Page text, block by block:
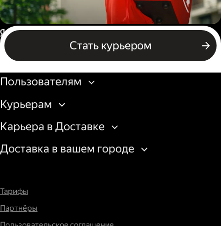
Пеший курьер
Стать курьером
Россия
Бизнесу
Пользователям
Курьерам
Карьера в Доставке
Доставка в вашем городе
Тарифы
Партнёры